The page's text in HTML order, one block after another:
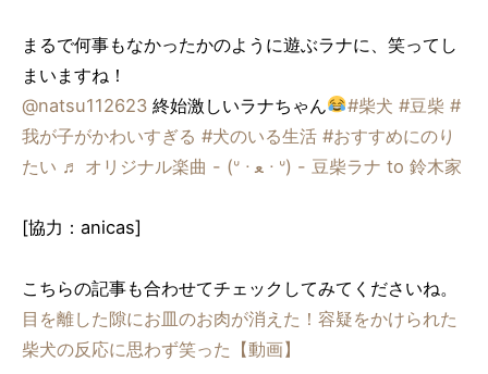
まるで何事もなかったかのように遊ぶラナに、笑ってし
まいますね！
@natsu112623 終始激しいラナちゃん #柴犬 #豆柴 #
我が子がかわいすぎる #犬のいる生活 #おすすめにのり
たい
♬ オリジナル楽曲 - (ᐡ ᐧ ﻌ ᐧ ᐡ) - 豆柴ラナ to 鈴木家
[協力：anicas]
こちらの記事も合わせてチェックしてみてくださいね。
目を離した隙にお皿のお肉が消えた！容疑をかけられた
柴犬の反応に思わず笑った【動画】